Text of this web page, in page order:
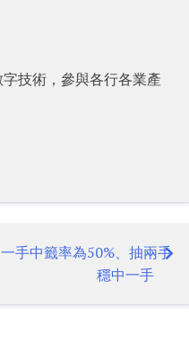
技術，參與各行各業產
手中籤率為50%、抽兩手
穩中一手